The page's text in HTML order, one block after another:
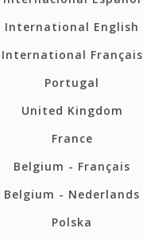
International English
International Français
Portugal
United Kingdom
France
Belgium - Français
Belgium - Nederlands
Polska